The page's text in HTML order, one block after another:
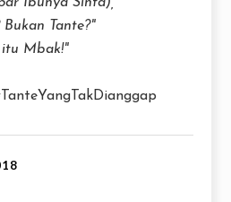
Bukan Tante?"
itu Mbak!"